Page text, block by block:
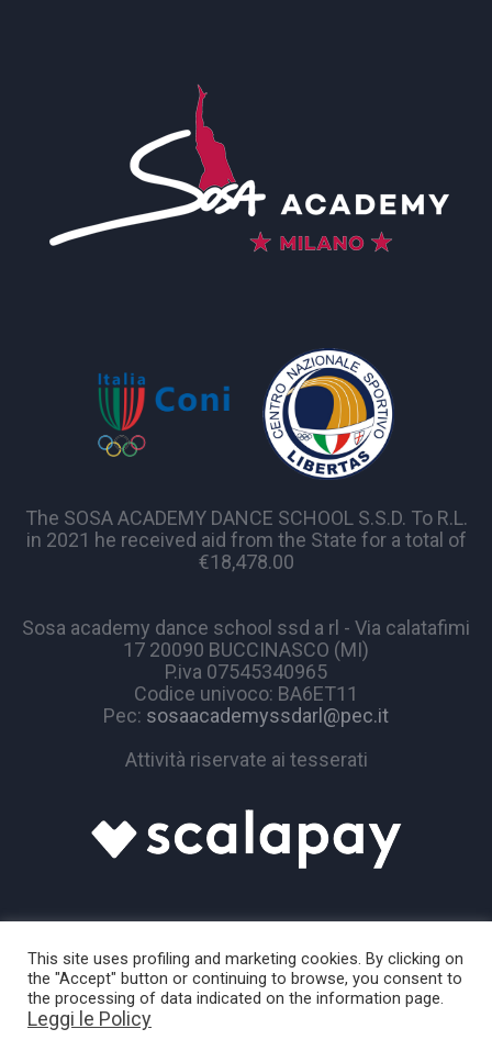
The SOSA ACADEMY DANCE SCHOOL S.S.D. To R.L.
in 2021 he received aid from the State for a total of
€18,478.00
Sosa academy dance school ssd a rl - Via calatafimi
17 20090 BUCCINASCO (MI)
P.iva 07545340965
Codice univoco: BA6ET11
Pec: sosaacademyssdarl@pec.it
Attività riservate ai tesserati
Sosa Academy © 2024 / All Rights Reserved
This site uses profiling and marketing cookies. By clicking on
the "Accept" button or continuing to browse, you consent to
the processing of data indicated on the information page.
Leggi le Policy